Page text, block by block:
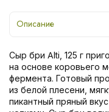
Описание
Сыр бри Alti, 125 г
на основе коровьего
фермента. Готовый
из белой плесени,
пикантный пряный